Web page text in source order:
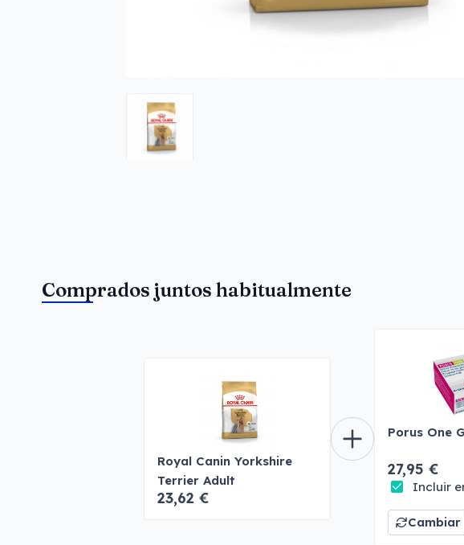
Comprados juntos habitualmente
Royal Canin Yorkshire
Terrier Adult
23,62 €
Porus One
27,95 €
Incluir
Cambiar